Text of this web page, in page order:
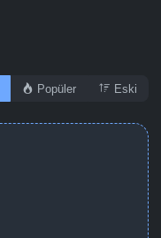
Popüler Eski